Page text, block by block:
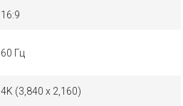
16:9
60 Гц
4K (3,840 x 2,160)